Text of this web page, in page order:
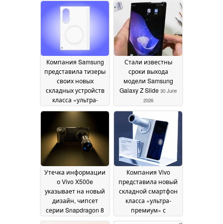
представлена в трёх
цветовых вариантах
смартфонов
Samsung 08 July 2026
Компания Samsung
представила тизеры
своих новых
складных устройств
класса «ультра-
форм-фактором Z
Fold, разработанным
в рамках проекта «
Galaxy »
30 June 2026
Стали известны
сроки выхода
модели Samsung
Galaxy Z Slide 30 June
2026
Утечка информации
о Vivo X500e
указывает на новый
дизайн, чипсет
серии Snapdragon 8
Компания Vivo
представила новый
складной смартфон
класса «ультра-
премиум» с